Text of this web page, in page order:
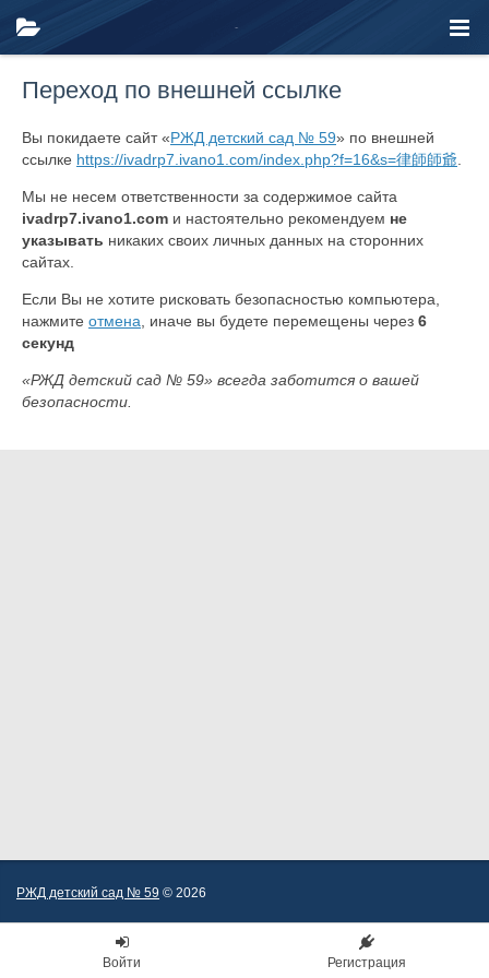
Переход по внешней ссылке
Вы покидаете сайт «РЖД детский сад № 59» по внешней
ссылке https://ivadrp7.ivano1.com/index.php?f=16&s=律師師爺
Мы не несем ответственности за содержимое сайта
ivadrp7.ivano1.com и настоятельно рекомендуем не
указывать никаких своих личных данных на сторонних
сайтах.
Если Вы не хотите рисковать безопасностью компьютера,
нажмите отмена , иначе вы будете перемещены через 6
секунд
«РЖД детский сад № 59» всегда заботится о вашей
безопасности.
РЖД детский сад № 59 © 2026
Войти Регистрация